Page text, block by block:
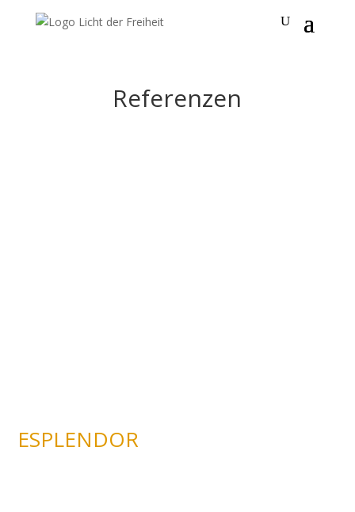
Referenzen
ESPLENDOR